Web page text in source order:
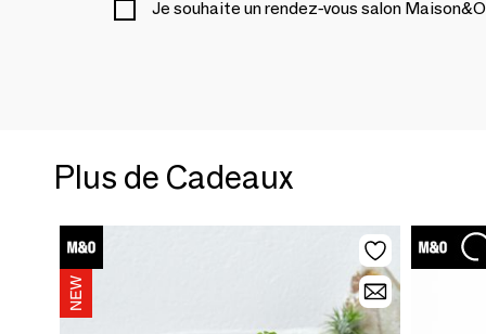
Je souhaite un rendez-vous salon
Plus de Cadeaux